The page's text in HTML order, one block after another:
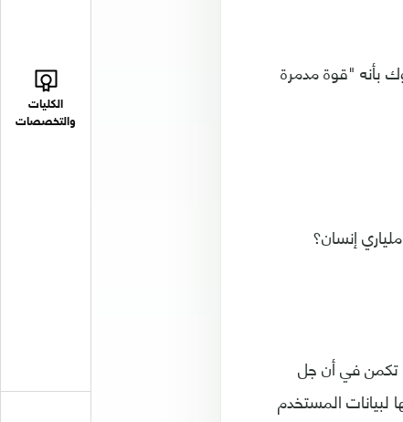
الكليات
والتخصصات
بأنه "قوة مدمرة
إنسان؟
تكمن في أن جل
لبيانات المستخدم